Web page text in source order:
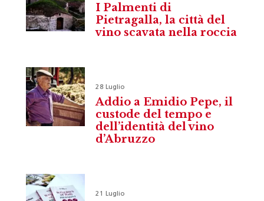
I Palmenti di
Pietragalla, la città del
vino scavata nella roccia
28 Luglio
Addio a Emidio Pepe, il
custode del tempo e
dell’identità del vino
d’Abruzzo
21 Luglio